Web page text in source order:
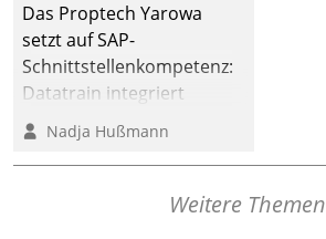
Das Proptech Yarowa
setzt auf SAP-
Schnittstellenkompetenz:
Datatrain integriert
Yarowas Portal zur
Vergabe und Verwaltung
von Aufträgen der
Nadja Hußmann
Weitere Themen